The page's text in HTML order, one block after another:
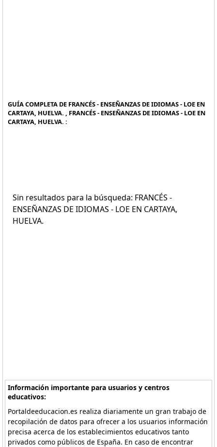
GUÍA COMPLETA DE FRANCÉS - ENSEÑANZAS DE IDIOMAS - LOE EN
CARTAYA, HUELVA. , FRANCÉS - ENSEÑANZAS DE IDIOMAS - LOE EN
CARTAYA, HUELVA. :
Sin resultados para la búsqueda: FRANCÉS -
ENSEÑANZAS DE IDIOMAS - LOE EN CARTAYA,
HUELVA.
Información importante para usuarios y centros
educativos:
Portaldeeducacion.es realiza diariamente un gran trabajo de
recopilación de datos para ofrecer a los usuarios información
precisa acerca de los establecimientos educativos tanto
privados como públicos de España. En caso de encontrar